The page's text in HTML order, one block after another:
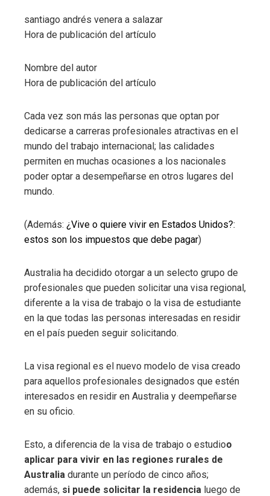
santiago andrés venera a salazar
Hora de publicación del artículo
Nombre del autor
Hora de publicación del artículo
Cada vez son más las personas que optan por
dedicarse a carreras profesionales atractivas en el
mundo del trabajo internacional; las calidades
permiten en muchas ocasiones a los nacionales
poder optar a desempeñarse en otros lugares del
mundo.
(Además: ¿Vive o quiere vivir en Estados Unidos?:
estos son los impuestos que debe pagar)
Australia ha decidido otorgar a un selecto grupo de
profesionales que pueden solicitar una visa regional,
diferente a la visa de trabajo o la visa de estudiante
en la que todas las personas interesadas en residir
en el país pueden seguir solicitando.
La visa regional es el nuevo modelo de visa creado
para aquellos profesionales designados que estén
interesados ​​en residir en Australia y deempeñarse
en su oficio.
Esto, a diferencia de la visa de trabajo o estudioo
aplicar para vivir en las regiones rurales de
Australia durante un período de cinco años;
además, si puede solicitar la residencia luego de